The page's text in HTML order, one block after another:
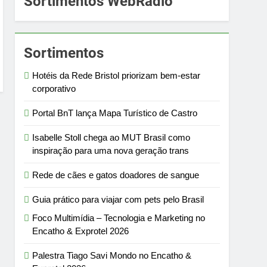
Sortimentos
Hotéis da Rede Bristol priorizam bem-estar
corporativo
Portal BnT lança Mapa Turístico de Castro
Isabelle Stoll chega ao MUT Brasil como
inspiração para uma nova geração trans
Rede de cães e gatos doadores de sangue
Guia prático para viajar com pets pelo Brasil
Foco Multimídia – Tecnologia e Marketing no
Encatho & Exprotel 2026
Palestra Tiago Savi Mondo no Encatho &